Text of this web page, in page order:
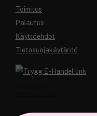
Toimitus
Palautus
Käyttöehdot
Tietosuojakäytäntö